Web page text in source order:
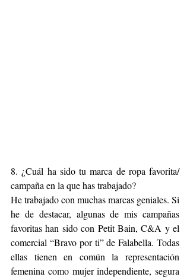
8. ¿Cuál ha sido tu marca de ropa favorita/
campaña en la que has trabajado?
He trabajado con muchas marcas geniales. Si
he de destacar, algunas de mis campañas
favoritas han sido con Petit Bain, C&A y el
comercial “Bravo por ti” de Falabella. Todas
ellas tienen en común la representación
femenina como mujer independiente, segura